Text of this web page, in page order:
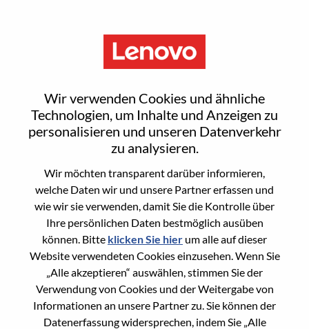
Wir verwenden Cookies und ähnliche
Technologien, um Inhalte und Anzeigen zu
personalisieren und unseren Datenverkehr
zu analysieren.
Wir möchten transparent darüber informieren,
welche Daten wir und unsere Partner erfassen und
wie wir sie verwenden, damit Sie die Kontrolle über
Ihre persönlichen Daten bestmöglich ausüben
können. Bitte klicken Sie hier um alle auf dieser
Website verwendeten Cookies einzusehen. Wenn Sie
„Alle akzeptieren“ auswählen, stimmen Sie der
Verwendung von Cookies und der Weitergabe von
Informationen an unsere Partner zu. Sie können der
Datenerfassung widersprechen, indem Sie „Alle
Reset password
Are you sure you want to reset your
Enter the email address associated with your
account, then click "Continue".
We will email you a link to reset your
password.
E-mail*